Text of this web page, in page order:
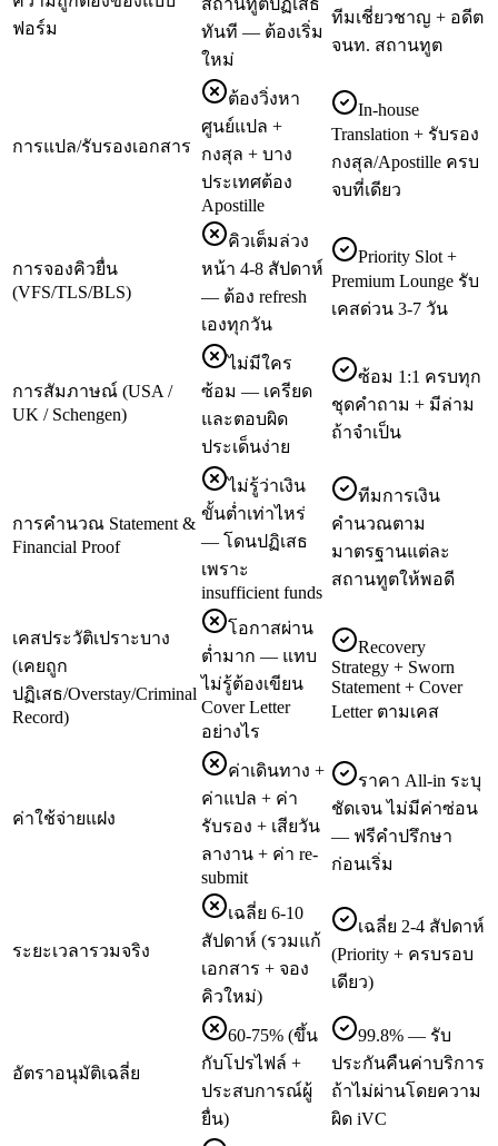
ฟอร์ม
ทันที — ต้องเริ่ม
ใหม่
ทีมเชี่ยวชาญ + อดีต
จนท. สถานทูต
การแปล/รับรองเอกสาร
ต้องวิ่งหา
ศูนย์แปล +
กงสุล + บาง
ประเทศต้อง
Apostille
In-house
Translation + รับรอง
กงสุล/Apostille ครบ
จบที่เดียว
การจองคิวยื่น
(VFS/TLS/BLS)
คิวเต็มล่วง
หน้า 4-8 สัปดาห์
— ต้อง refresh
เองทุกวัน
Priority Slot +
Premium Lounge รับ
เคสด่วน 3-7 วัน
การสัมภาษณ์ (USA /
UK / Schengen)
ไม่มีใคร
ซ้อม — เครียด
และตอบผิด
ประเด็นง่าย
ซ้อม 1:1 ครบทุก
ชุดคำถาม + มีล่าม
ถ้าจำเป็น
การคำนวณ Statement &
Financial Proof
ไม่รู้ว่าเงิน
ขั้นต่ำเท่าไหร่
— โดนปฏิเสธ
เพราะ
insufficient funds
ทีมการเงิน
คำนวณตาม
มาตรฐานแต่ละ
สถานทูตให้พอดี
เคสประวัติเปราะบาง
(เคยถูก
ปฏิเสธ/Overstay/Criminal
Record)
โอกาสผ่าน
ต่ำมาก — แทบ
ไม่รู้ต้องเขียน
Cover Letter
อย่างไร
Recovery
Strategy + Sworn
Statement + Cover
Letter ตามเคส
ค่าใช้จ่ายแฝง
ค่าเดินทาง +
ค่าแปล + ค่า
รับรอง + เสียวัน
ลางาน + ค่า re-
submit
ราคา All-in ระบุ
ชัดเจน ไม่มีค่าซ่อน
— ฟรีคำปรึกษา
ก่อนเริ่ม
ระยะเวลารวมจริง
เฉลี่ย 6-10
สัปดาห์ (รวมแก้
เอกสาร + จอง
คิวใหม่)
เฉลี่ย 2-4 สัปดาห์
(Priority + ครบรอบ
เดียว)
อัตราอนุมัติเฉลี่ย
60-75% (ขึ้น
กับโปรไฟล์ +
ประสบการณ์ผู้
ยื่น)
99.8% — รับ
ประกันคืนค่าบริการ
ถ้าไม่ผ่านโดยความ
ผิด iVC